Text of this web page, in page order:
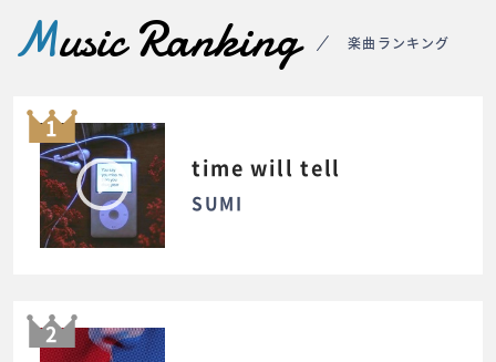
Music Ranking 楽曲ランキング
1
time will tell
SUMI
2